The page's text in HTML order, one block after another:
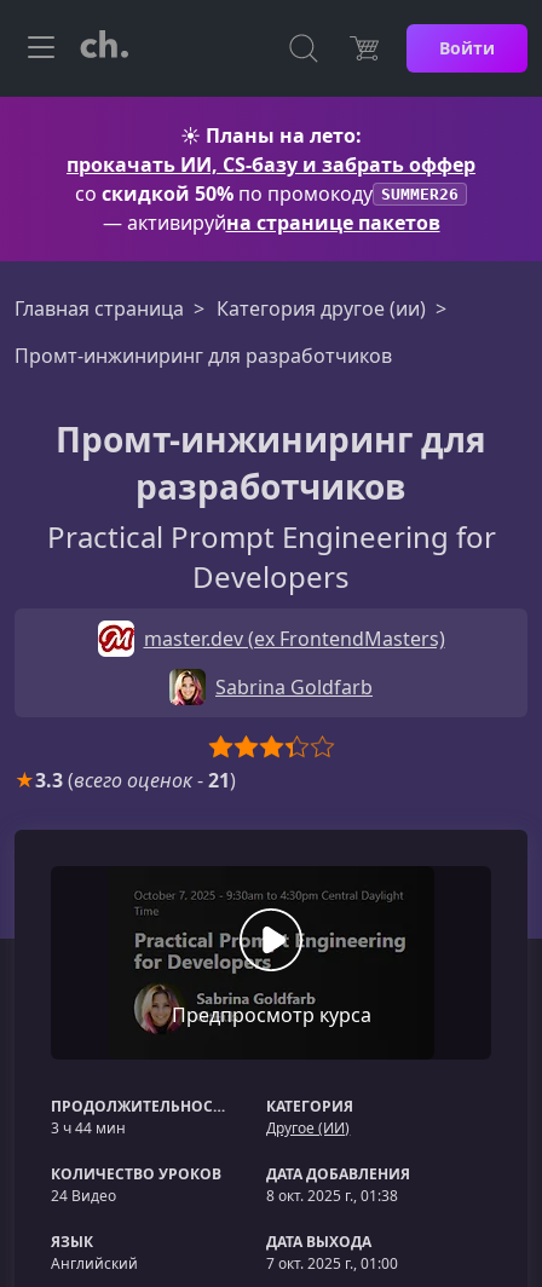
Войти
☀️ Планы на лето:
прокачать ИИ, CS-базу и забрать оффер
со скидкой 50% по промокоду SUMMER26
— активируйна странице пакетов
Главная страница
Категория другое (ии)
Промт-инжиниринг для разработчиков
Промт-инжиниринг для
разработчиков
Practical Prompt Engineering for
Developers
master.dev (ex FrontendMasters)
Sabrina Goldfarb
★3.3(всего оценок-21)
Предпросмотр курса
ПРОДОЛЖИТЕЛЬНОСТЬ
3 ч 44 мин
КАТЕГОРИЯ
Другое (ИИ)
КОЛИЧЕСТВО УРОКОВ
24 Видео
ДАТА ДОБАВЛЕНИЯ
8 окт. 2025 г., 01:38
ЯЗЫК
Английский
ДАТА ВЫХОДА
7 окт. 2025 г., 01:00